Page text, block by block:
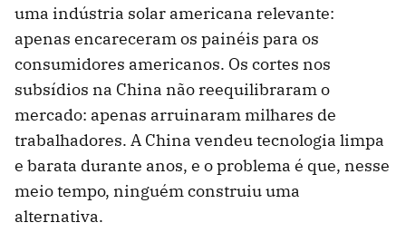
uma indústria solar americana relevante:
apenas encareceram os painéis para os
consumidores americanos. Os cortes nos
subsídios na China não reequilibraram o
mercado: apenas arruinaram milhares de
trabalhadores. A China vendeu tecnologia limpa
e barata durante anos, e o problema é que, nesse
meio tempo, ninguém construiu uma
alternativa.